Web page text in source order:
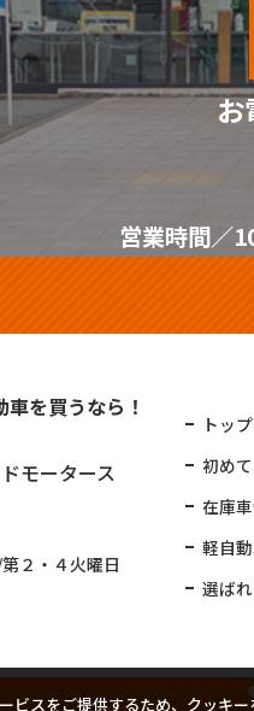
お
営業時間／
を買うなら！
モータース
２・４火曜日
トッ
初め
在庫
軽自
選ば
スをご提供するため、クッキー